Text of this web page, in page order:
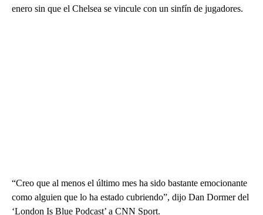
enero sin que el Chelsea se vincule con un sinfín de jugadores.
“Creo que al menos el último mes ha sido bastante emocionante
como alguien que lo ha estado cubriendo”, dijo Dan Dormer del
‘London Is Blue Podcast’ a CNN Sport.